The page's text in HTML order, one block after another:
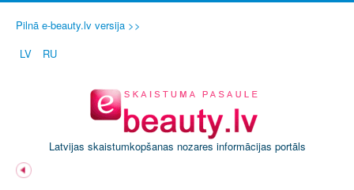
Pilnā e-beauty.lv versija >>
LV
RU
Latvijas skaistumkopšanas nozares informācijas portāls